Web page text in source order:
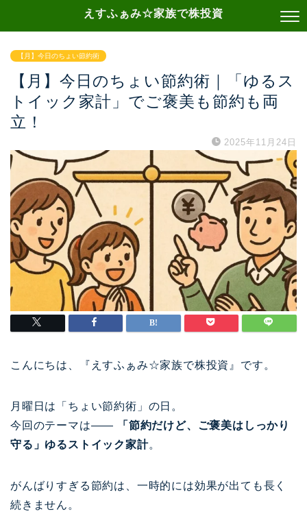
えすふぁみ☆家族で株投資
【月】今日のちょい節約術
【月】今日のちょい節約術｜「ゆるス
トイック家計」でご褒美も節約も両
立！
2025年11月24日
こんにちは、『えすふぁみ☆家族で株投資』です。
月曜日は「ちょい節約術」の日。
今回のテーマは――
「節約だけど、ご褒美はしっかり
守る」ゆるストイック家計。
がんばりすぎる節約は、一時的には効果が出ても長く
続きません。